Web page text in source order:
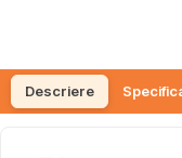
Descriere